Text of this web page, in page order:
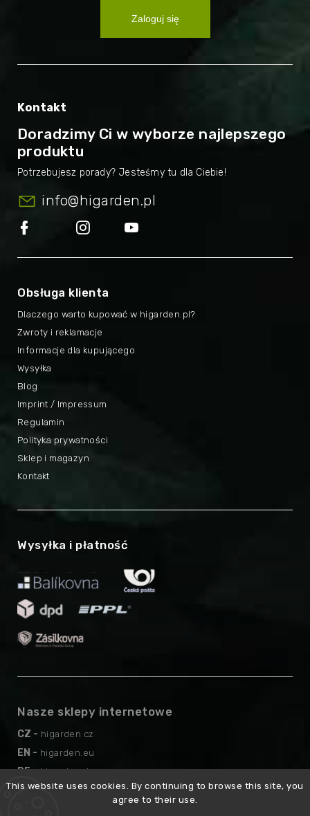
This website uses cookies. By continuing to browse this site, you
agree to their use.
Zaloguj się
Kontakt
Doradzimy Ci w wyborze najlepszego
produktu
info@higarden.pl
Obsługa klienta
Dlaczego warto kupować w higarden.pl?
Imprint / Impressum
Zwroty i reklamacje
Regulamin
Informacje dla kupującego
Polityka prywatności
Wysyłka
Sklep i magazyn
Blog
Kontakt
Wysyłka i płatność
Nasze sklepy internetowe
CZ - higarden.cz
EN - higarden.eu
DE - higarden.de
AT - higarden.at